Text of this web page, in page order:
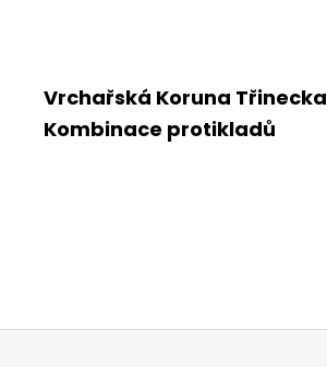
Vrchařská Koruna Třinecka
Kombinace protikladů
Z